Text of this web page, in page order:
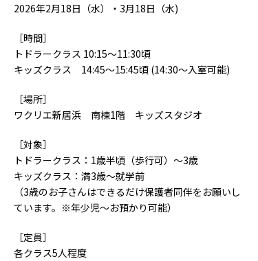
2026年2月18日（水）・3月18日（水)
［時間］
トドラークラス 10:15〜11:30頃
キッズクラス 14:45〜15:45頃 (14:30〜入室可能)
［場所］
ワクリエ新居浜 南棟1階 キッズスタジオ
［対象］
トドラークラス：1歳半頃（歩行可）〜3歳
キッズクラス：満3歳〜就学前
（3歳のお子さんはできるだけ保護者同伴をお願いし
ています。※年少児〜お預かり可能）
［定員］
各クラス5人程度